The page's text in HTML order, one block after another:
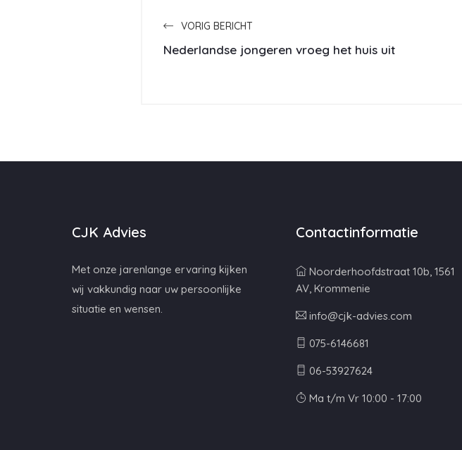
VORIG BERICHT
Nederlandse jongeren vroeg het huis uit
CJK Advies
Met onze jarenlange ervaring kijken
wij vakkundig naar uw persoonlijke
situatie en wensen.
Contactinformatie
Noorderhoofdstraat 10b, 1561
AV, Krommenie
info@cjk-advies.com
075-6146681
06-53927624
Ma t/m Vr 10:00 - 17:00